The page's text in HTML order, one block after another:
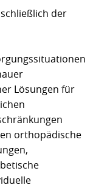
der
Lösungen für
orthopädische